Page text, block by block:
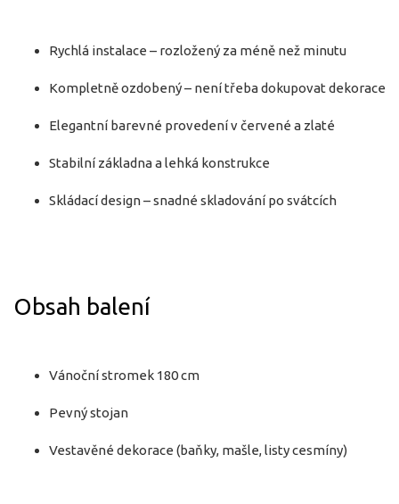
Rychlá instalace – rozložený za méně než minutu
Kompletně ozdobený – není třeba dokupovat dekorace
Elegantní barevné provedení v červené a zlaté
Stabilní základna a lehká konstrukce
Skládací design – snadné skladování po svátcích
Obsah balení
Vánoční stromek 180 cm
Pevný stojan
Vestavěné dekorace (baňky, mašle, listy cesmíny)